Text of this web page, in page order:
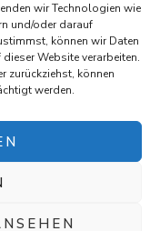
wir Technologien wie
und/oder darauf
können wir Daten
Website verarbeiten.
zurückziehst, können
werden.
eure Fellnasen!